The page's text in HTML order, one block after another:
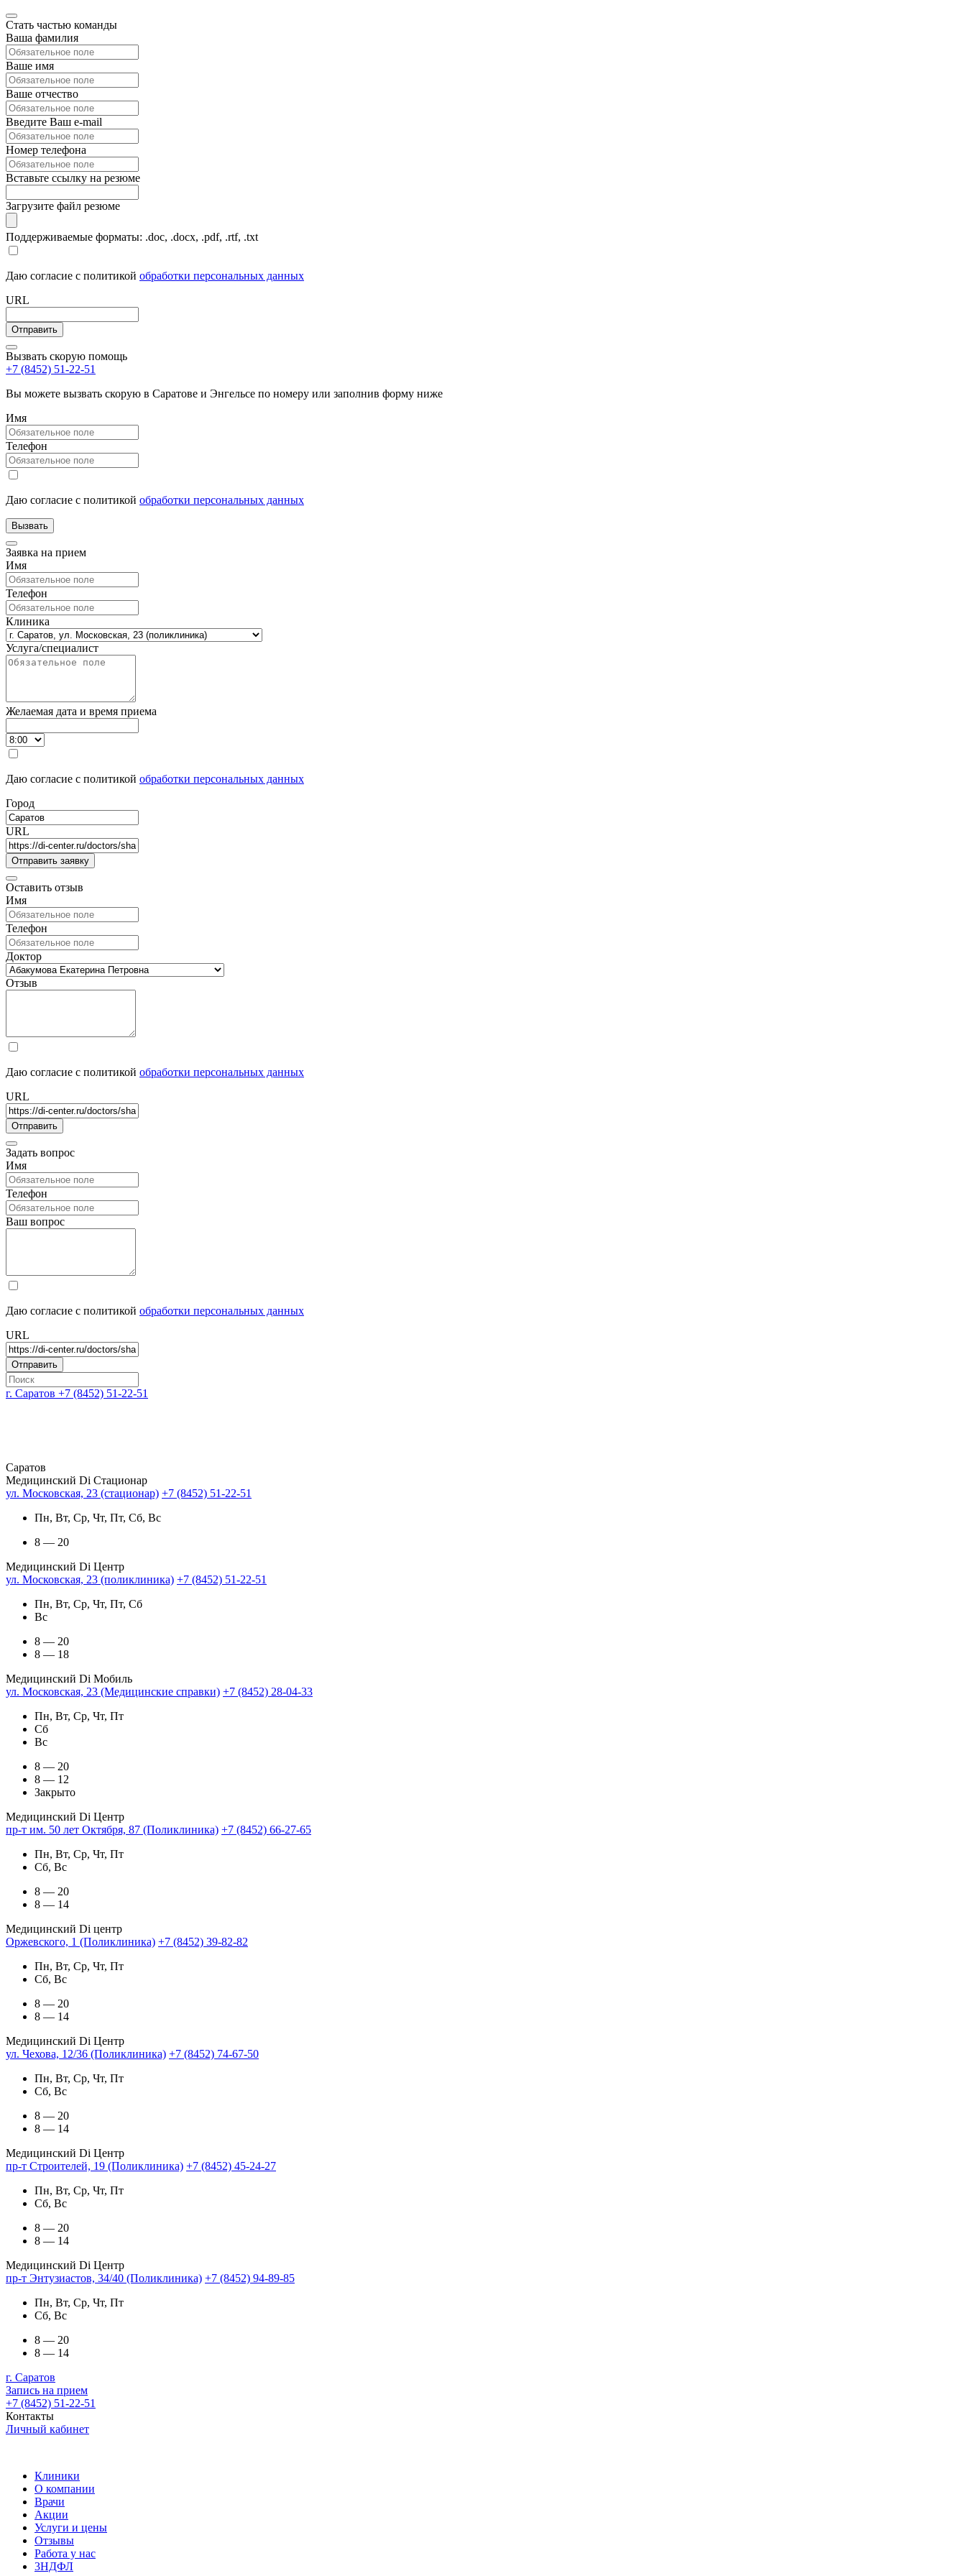
Стать частью команды
Ваша фамилия
Ваше имя
Ваше отчество
Введите Ваш e-mail
Номер телефона
Вставьте ссылку на резюме
Загрузите файл резюме
Поддерживаемые форматы: .doc, .docx, .pdf, .rtf, .txt
Даю согласие с политикой обработки персональных данных
URL
Вызвать скорую помощь
+7 (8452) 51-22-51
Вы можете вызвать скорую в Саратове и Энгельсе по номеру или заполнив форму ниже
Имя
Телефон
Даю согласие с политикой обработки персональных данных
Заявка на прием
Имя
Телефон
Клиника
Услуга/специалист
Желаемая дата и время приема
Даю согласие с политикой обработки персональных данных
Город
URL
Оставить отзыв
Имя
Телефон
Доктор
Отзыв
Даю согласие с политикой обработки персональных данных
URL
Задать вопрос
Имя
Телефон
Ваш вопрос
Даю согласие с политикой обработки персональных данных
URL
г. Саратов +7 (8452) 51-22-51
Саратов
Медицинский Di Стационар
ул. Московская, 23 (стационар) +7 (8452) 51-22-51
Пн, Вт, Ср, Чт, Пт, Сб, Вс
8 — 20
Медицинский Di Центр
ул. Московская, 23 (поликлиника) +7 (8452) 51-22-51
Пн, Вт, Ср, Чт, Пт, Сб
Вс
8 — 20
8 — 18
Медицинский Di Мобиль
ул. Московская, 23 (Медицинские справки) +7 (8452) 28-04-33
Пн, Вт, Ср, Чт, Пт
Сб
Вс
8 — 20
8 — 12
Закрыто
Медицинский Di Центр
пр-т им. 50 лет Октября, 87 (Поликлиника) +7 (8452) 66-27-65
Пн, Вт, Ср, Чт, Пт
Сб, Вс
8 — 20
8 — 14
Медицинский Di центр
Оржевского, 1 (Поликлиника) +7 (8452) 39-82-82
Пн, Вт, Ср, Чт, Пт
Сб, Вс
8 — 20
8 — 14
Медицинский Di Центр
ул. Чехова, 12/36 (Поликлиника) +7 (8452) 74-67-50
Пн, Вт, Ср, Чт, Пт
Сб, Вс
8 — 20
8 — 14
Медицинский Di Центр
пр-т Строителей, 19 (Поликлиника) +7 (8452) 45-24-27
Пн, Вт, Ср, Чт, Пт
Сб, Вс
8 — 20
8 — 14
Медицинский Di Центр
пр-т Энтузиастов, 34/40 (Поликлиника) +7 (8452) 94-89-85
Пн, Вт, Ср, Чт, Пт
Сб, Вс
8 — 20
8 — 14
г. Саратов
Запись на прием
+7 (8452) 51-22-51
Контакты
Личный кабинет
Клиники
О компании
Врачи
Акции
Услуги и цены
Отзывы
Работа у нас
3НДФЛ